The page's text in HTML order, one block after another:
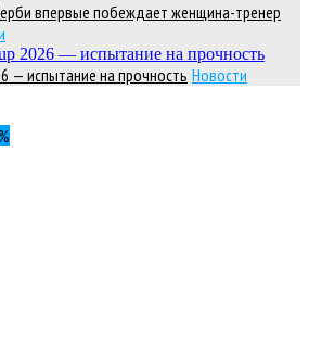
впервые побеждает женщина-тренер
— испытание на прочность Новости